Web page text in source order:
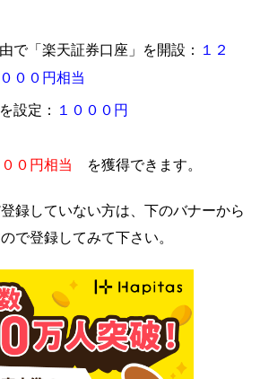
で「楽天証券口座」を開設： １２
００円相当
設定： １０００円
０円相当 を獲得できます。
登録していない方は、下のバナーから
で登録してみて下さい。